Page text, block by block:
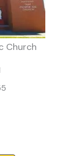
Church